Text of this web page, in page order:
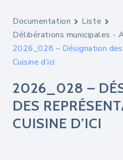
Documentation
Liste
Délibérations municipales -
2026_028 – Désignation
Cuisine d’ici
2026_028 –
DES
CUISINE D’ICI